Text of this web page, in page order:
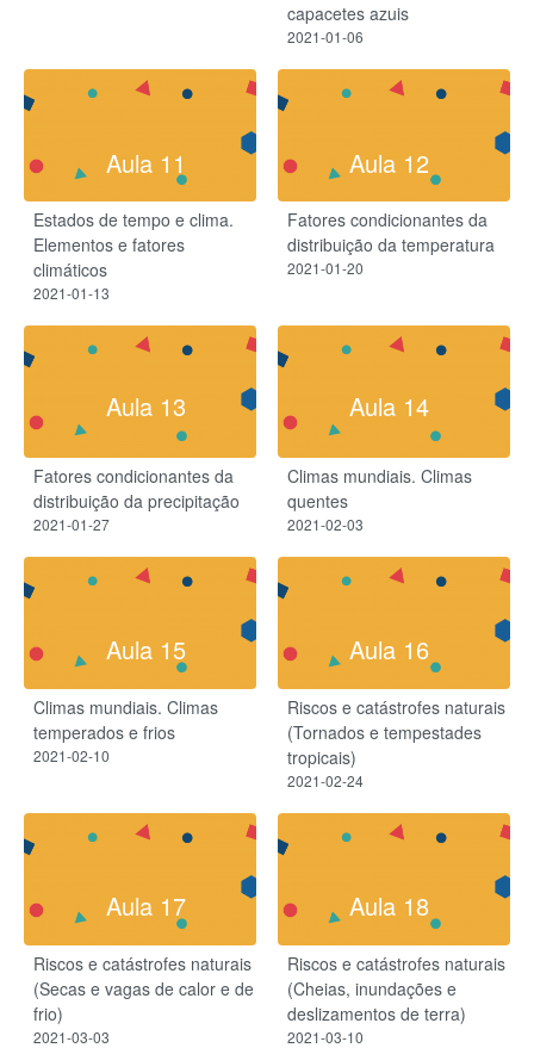
capacetes azuis
2021-01-06
Aula 11
Estados de tempo e clima.
Elementos e fatores
climáticos
2021-01-13
Aula 12
Fatores condicionantes da
distribuição da temperatura
2021-01-20
Aula 13
Fatores condicionantes da
distribuição da precipitação
2021-01-27
Aula 14
Climas mundiais. Climas
quentes
2021-02-03
Aula 15
Climas mundiais.​ Climas
temperados e frios
2021-02-10
Aula 16
Riscos e catástrofes naturais
(Tornados e tempestades
tropicais)
2021-02-24
Aula 17
Riscos e catástrofes naturais
(Secas e vagas de calor e de
frio)
2021-03-03
Aula 18
Riscos e catástrofes naturais
(Cheias, inundações e
deslizamentos de terra)
2021-03-10